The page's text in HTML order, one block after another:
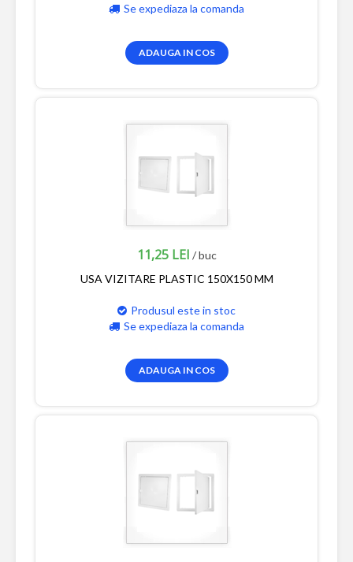
Se expediaza la comanda
ADAUGA IN COS
11,25 LEI / buc
USA VIZITARE PLASTIC 150X150 MM
Produsul este in stoc
Se expediaza la comanda
ADAUGA IN COS